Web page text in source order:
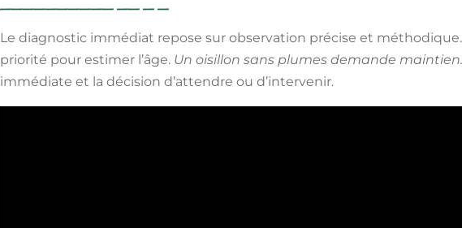
Le diagnostic immédiat repose sur observation précise et
priorité pour estimer l’âge. Un oisillon sans plumes demande maintien.
immédiate et la décision d’attendre ou d’intervenir.